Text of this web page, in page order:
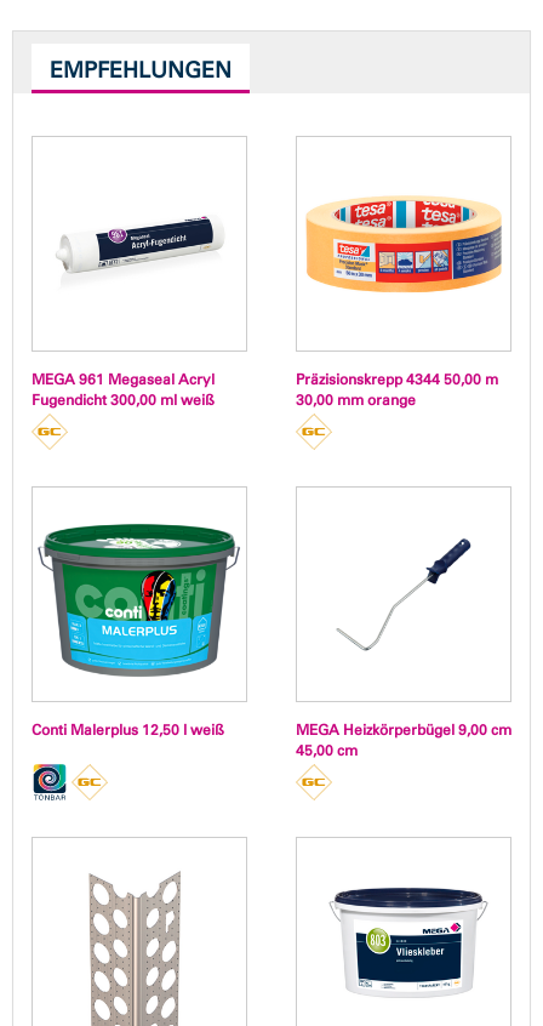
EMPFEHLUNGEN
MEGA 961 Megaseal Acryl
Fugendicht 300,00 ml weiß
Präzisionskrepp 4344 50,00 m
30,00 mm orange
Conti Malerplus 12,50 l weiß
MEGA Heizkörperbügel 9,00 cm
45,00 cm